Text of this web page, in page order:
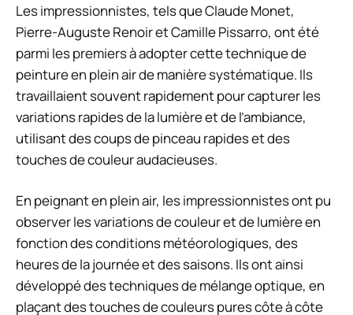
Les impressionnistes, tels que Claude Monet,
Pierre-Auguste Renoir et Camille Pissarro, ont été
parmi les premiers à adopter cette technique de
peinture en plein air de manière systématique. Ils
travaillaient souvent rapidement pour capturer les
variations rapides de la lumière et de l’ambiance,
utilisant des coups de pinceau rapides et des
touches de couleur audacieuses.
En peignant en plein air, les impressionnistes ont pu
observer les variations de couleur et de lumière en
fonction des conditions météorologiques, des
heures de la journée et des saisons. Ils ont ainsi
développé des techniques de mélange optique, en
plaçant des touches de couleurs pures côte à côte